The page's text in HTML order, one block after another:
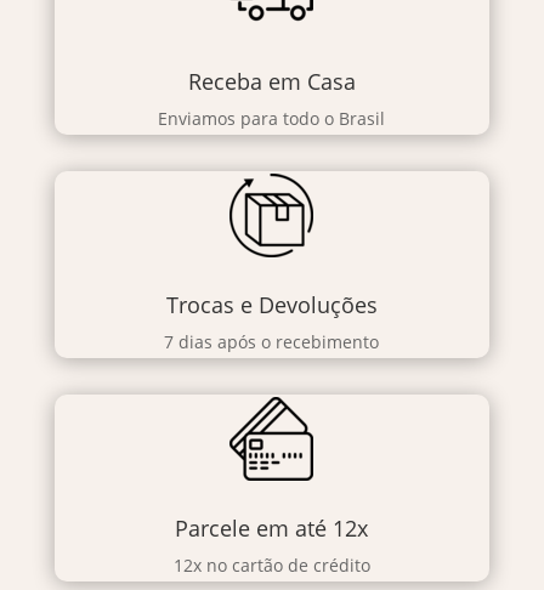
Receba em Casa
Enviamos para todo o Brasil
Trocas e Devoluções
7 dias após o recebimento
Parcele em até 12x
12x no cartão de crédito